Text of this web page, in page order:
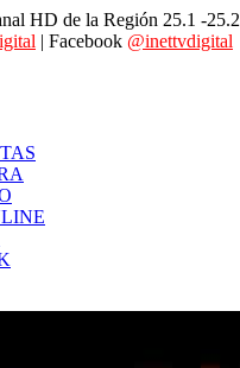
HD de la Región 25.1 -25.2
| Facebook @inettvdigital